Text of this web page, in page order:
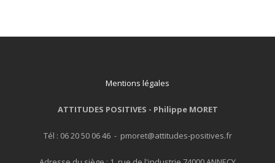
Mentions légales
ATTITUDES POSITIVES - Philippe MORET
Tél : 06 20 50 06 46 - pmoret@attitudes-positives.fr